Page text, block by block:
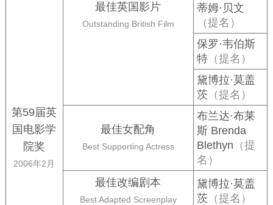
第59届英
国电影学
院奖
2006年2月
最佳英国影片
Outstanding British Film
蒂姆·贝文
（提名）
保罗·韦伯斯
特（提名）
黛博拉·莫盖
茨（提名）
最佳女配角
Best Supporting Actress
布兰达·布莱
斯 Brenda
Blethyn （提
名）
最佳改编剧本
Best Adapted Screenplay
黛博拉·莫盖
茨（提名）